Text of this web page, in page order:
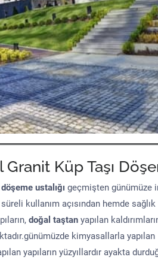
Granit Küp Taşı
ustalığı geçmişten günümüze
kullanım açısından hemde
doğal taştan yapılan
kimyasallarla
yapıların yüzyıllardır ayakta